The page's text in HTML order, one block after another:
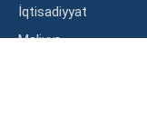
İqtisadiyyat
Maliyyə